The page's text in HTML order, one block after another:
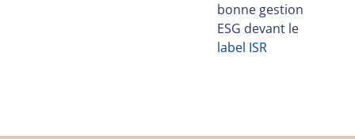
bonne gestion
ESG devant le
label ISR